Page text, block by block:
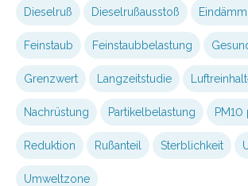
Dieselruß Dieselrußausstoß
Feinstaub Feinstaubbelastung
Grenzwert Langzeitstudie
Nachrüstung Partikelbelastung PM10
Reduktion Rußanteil Sterblichkeit
Umweltzone